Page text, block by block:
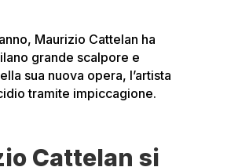
Maurizio Cattelan ha
grande scalpore e
sua nuova opera, l’artista
tramite impiccagione.
Cattelan si